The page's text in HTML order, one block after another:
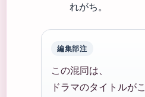
れがち。
編集部注
この混同は、
ドラマのタイトルが